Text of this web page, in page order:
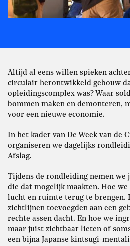
Altijd al eens willen spieken
circulair herontwikkeld gebouw
opleidingscomplex was? Waar
bommen maken en demonteren,
voor een nieuwe economie.
In het kader van De Week van de
organiseren we dagelijks
Afslag.
Tijdens de rondleiding nemen we
die dat mogelijk maakten. Hoe
lucht en ruimte terug te brengen.
zichtlijnen toevoegden aan een
rechte assen dacht. En hoe we
maar juist zichtbaar lieten of
een bijna Japanse kintsugi-